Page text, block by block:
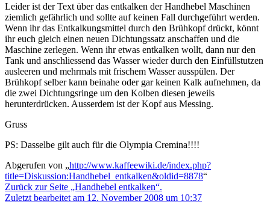
Leider ist der Text über das entkalken der Handhebel Maschinen
ziemlich gefährlich und sollte auf keinen Fall durchgeführt werden.
Wenn ihr das Entkalkungsmittel durch den Brühkopf drückt, könnt
ihr euch gleich einen neuen Dichtungssatz anschaffen und die
Maschine zerlegen. Wenn ihr etwas entkalken wollt, dann nur den
Tank und anschliessend das Wasser wieder durch den Einfüllstutzen
ausleeren und mehrmals mit frischem Wasser ausspülen. Der
Brühkopf selber kann beinahe oder gar keinen Kalk aufnehmen, da
die zwei Dichtungsringe um den Kolben diesen jeweils
herunterdrücken. Ausserdem ist der Kopf aus Messing.
Gruss
PS: Dasselbe gilt auch für die Olympia Cremina!!!!
Abgerufen von „http://www.kaffeewiki.de/index.php?
title=Diskussion:Handhebel_entkalken&oldid=8878“
Zurück zur Seite „Handhebel entkalken“.
Zuletzt bearbeitet am 12. November 2008 um 10:37